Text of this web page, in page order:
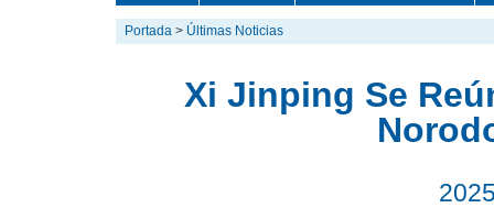
Portada > Últimas Noticias
Xi Jinping Se